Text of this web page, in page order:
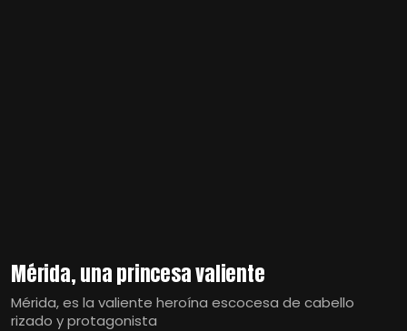
Mérida, una princesa valiente
Mérida, es la valiente heroína escocesa de cabello
rizado y protagonista